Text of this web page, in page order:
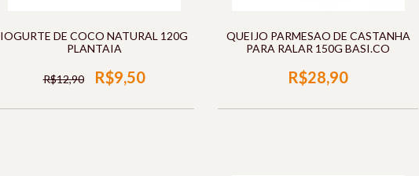
IOGURTE DE COCO NATURAL 120G
PLANTAIA
R$12,90 R$9,50
QUEIJO PARMESAO DE CASTANHA
PARA RALAR 150G BASI.CO
R$28,90